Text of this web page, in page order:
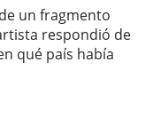
un fragmento
respondió de
qué país había